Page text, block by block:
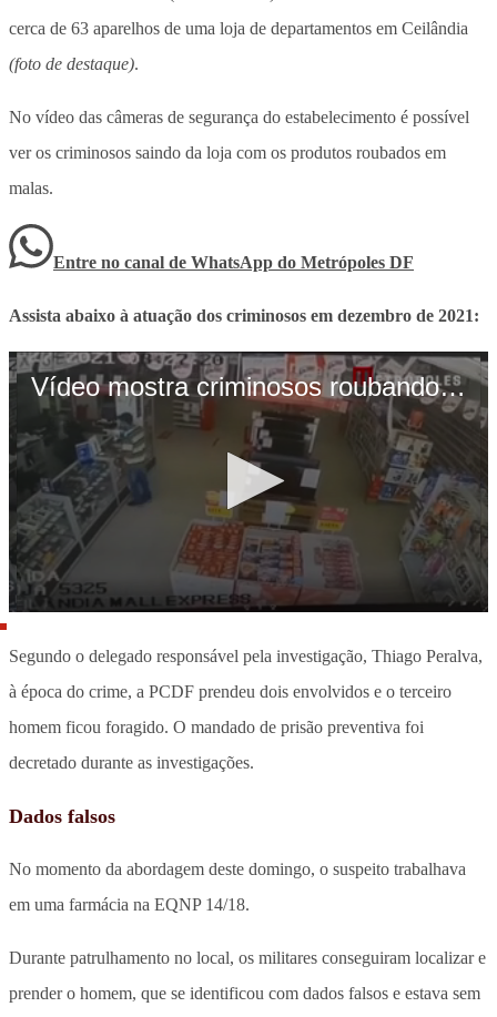
cerca de 63 aparelhos de uma loja de departamentos em Ceilândia
(foto de destaque).
No vídeo das câmeras de segurança do estabelecimento é possível
ver os criminosos saindo da loja com os produtos roubados em
malas.
Entre no canal de WhatsApp do Metrópoles DF
Assista abaixo à atuação dos criminosos em dezembro de 2021:
Segundo o delegado responsável pela investigação, Thiago Peralva,
à época do crime, a PCDF prendeu dois envolvidos e o terceiro
homem ficou foragido. O mandado de prisão preventiva foi
decretado durante as investigações.
Dados falsos
No momento da abordagem deste domingo, o suspeito trabalhava
em uma farmácia na EQNP 14/18.
Durante patrulhamento no local, os militares conseguiram localizar e
prender o homem, que se identificou com dados falsos e estava sem